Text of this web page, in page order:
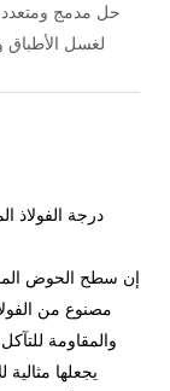
حل مدمج ومتعدد
لغسل الأطباق
درجة الفولاذ المقاوم
إن سطح الحوض
مصنوع من
والمقاومة
يجعلها